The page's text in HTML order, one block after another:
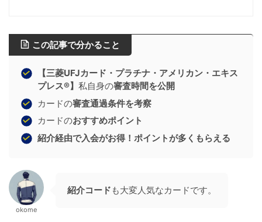
この記事で分かること
【三菱UFJカード・プラチナ・アメリカン・エキス
プレス®】 私自身の審査時間を公開
カードの審査通過条件を考察
カードのおすすめポイント
紹介経由で入会がお得！ポイントが多くもらえる
okome
紹介コード も大変人気なカードです。